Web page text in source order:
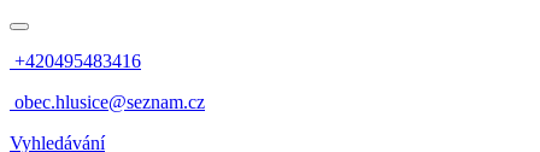
+420495483416
obec.hlusice@seznam.cz
Vyhledávání